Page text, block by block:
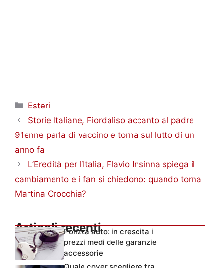
Categorie
Esteri
Storie Italiane, Fiordaliso accanto al padre
91enne parla di vaccino e torna sul lutto di un
anno fa
L’Eredità per l’Italia, Flavio Insinna spiega il
cambiamento e i fan si chiedono: quando torna
Martina Crocchia?
Articoli recentiPolizza auto: in crescita i
prezzi medi delle garanzie
accessorie
Quale cover scegliere tra